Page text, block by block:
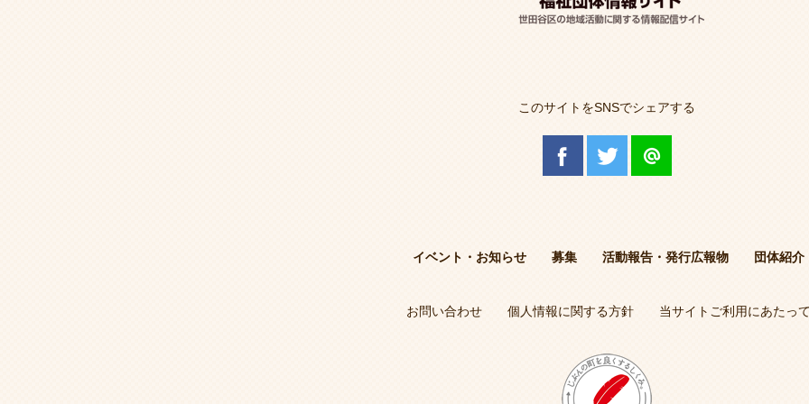
このサイトをSNSでシェアする
イベント・お知らせ 募集 活動報告・発行広報物 団体紹介
お問い合わせ 個人情報に関する方針 当サイトご利用にあたっ